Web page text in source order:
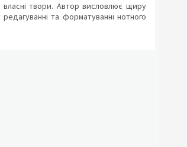
власні твори. Автор висловлює щиру
та форматуванні нотного